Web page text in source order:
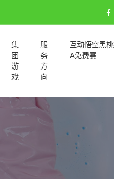
集
团
游
戏
服
务
方
向
互动悟空黑桃
A免费赛